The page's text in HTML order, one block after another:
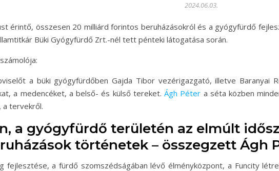
2024.06.03.
érintő, összesen 20 milliárd forintos beruházásokról és a gyógyfürdő
Büki Gyógyfürdő Zrt.-nél tett pénteki látogatása során.
a büki gyógyfürdőben Gajda Tibor vezérigazgató, illetve
a medencéket, a belső- és külső tereket.Ágh Péter a séta közben
a tervekről.
a gyógyfürdő területén az elmúlt
történetek – összegzett Ágh
fejlesztése, a fürdő szomszédságában lévő élményközpont, a Funcity